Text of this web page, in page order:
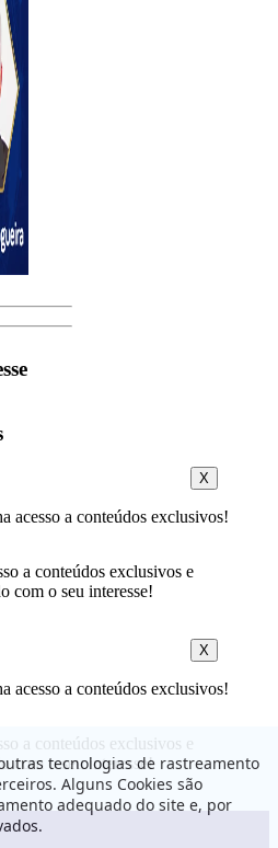
X
acesso a conteúdos exclusivos!
a conteúdos exclusivos e
com o seu interesse!
X
acesso a conteúdos exclusivos!
a conteúdos exclusivos e
com o seu interesse!
tecnologias de rastreamento
Alguns Cookies são
adequado do site e, por